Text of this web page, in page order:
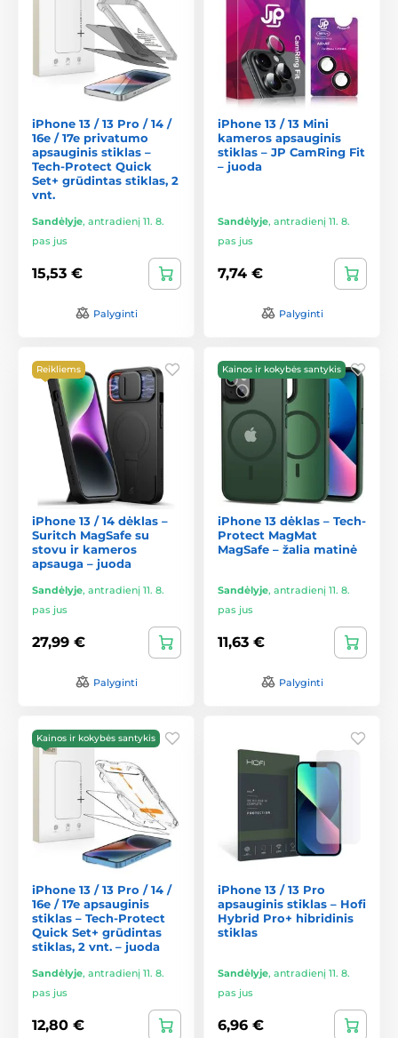
iPhone 13 / 13 Pro / 14 /
16e / 17e privatumo
apsauginis stiklas –
Tech-Protect Quick
Set+ grūdintas stiklas, 2
vnt.
Sandėlyje, antradienį 11. 8.
pas jus
15,53 €
Palyginti
iPhone 13 / 13 Mini
kameros apsauginis
stiklas – JP CamRing Fit
– juoda
Sandėlyje, antradienį 11. 8.
pas jus
7,74 €
Palyginti
Reikliems
iPhone 13 / 14 dėklas –
Suritch MagSafe su
stovu ir kameros
apsauga – juoda
Sandėlyje, antradienį 11. 8.
pas jus
27,99 €
Palyginti
Kainos ir kokybės santykis
iPhone 13 dėklas – Tech-
Protect MagMat
MagSafe – žalia matinė
Sandėlyje, antradienį 11. 8.
pas jus
11,63 €
Palyginti
Kainos ir kokybės santykis
iPhone 13 / 13 Pro / 14 /
16e / 17e apsauginis
stiklas – Tech-Protect
Quick Set+ grūdintas
stiklas, 2 vnt. – juoda
Sandėlyje, antradienį 11. 8.
pas jus
12,80 €
iPhone 13 / 13 Pro
apsauginis stiklas – Hofi
Hybrid Pro+ hibridinis
stiklas
Sandėlyje, antradienį 11. 8.
pas jus
6,96 €